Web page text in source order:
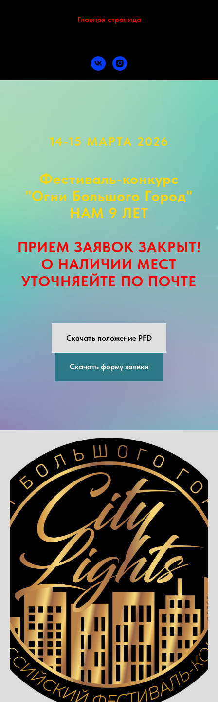
Главная страница
14-15 МАРТА 2026
Фестиваль-конкурс
"Огни Большого Город"
НАМ 9 ЛЕТ
ПРИЕМ ЗАЯВОК ЗАКРЫТ!
О НАЛИЧИИ МЕСТ
УТОЧНЯЕЙТЕ ПО ПОЧТЕ
Скачать положение PFD
Скачать форму заявки